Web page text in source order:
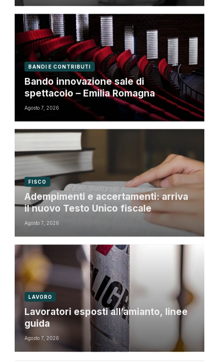
BANDI E CONTRIBUTI
Bando innovazione sale di
spettacolo – Emilia Romagna
Agosto 7, 2026
FISCO
Adempimenti e accertamenti: arriva
il nuovo Testo Unico fiscale
Agosto 7, 2026
LAVORO
Lavoratori esposti all’amianto, linee
guida
Agosto 7, 2026